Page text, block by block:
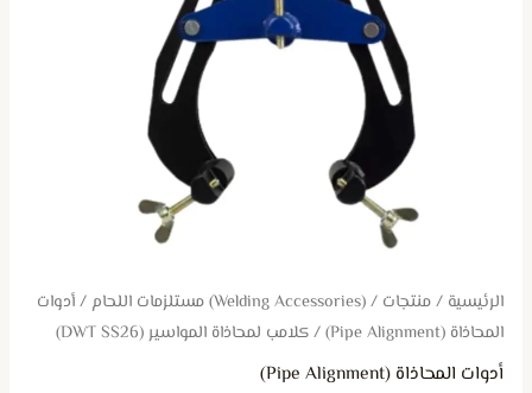
الرئيسية /منتجات /(Welding Accessories) مستلزمات اللحام /أدوات
المحاذاة (Pipe Alignment)
/ كلامب لمحاذاة المواسير (DWT SS26)
أدوات المحاذاة (Pipe Alignment)